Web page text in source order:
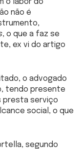
não é
, o que a faz se
ex vi do artigo
o advogado
tendo presente
presta serviço
social, o que
segundo